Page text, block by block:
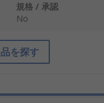
規格 / 承認
No
を探す